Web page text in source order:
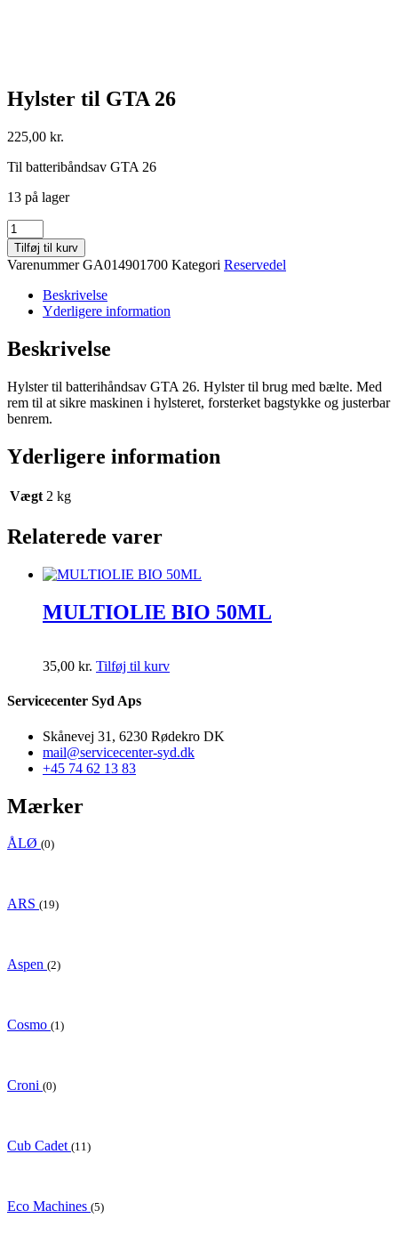
Hylster til GTA 26
225,00 kr.
Til batteribåndsav GTA 26
13 på lager
Hylster
til
GTA
26
antal
Tilføj til kurv
VarenummerGA014901700 Kategori Reservedel
Beskrivelse
Yderligere information
Beskrivelse
Hylster til batterihåndsav GTA 26. Hylster til brug med bælte. Med
rem til at sikre maskinen i hylsteret, forsterket bagstykke og justerbar
benrem.
Yderligere information
Vægt 2 kg
Relaterede varer
MULTIOLIE BIO 50ML
35,00 kr. Tilføj til kurv
Servicecenter Syd Aps
Skånevej 31, 6230 Rødekro DK
mail@servicecenter-syd.dk
+45 74 62 13 83
Mærker
ÅLØ (0)
ARS (19)
Aspen (2)
Cosmo (1)
Croni (0)
Cub Cadet (11)
Eco Machines (5)